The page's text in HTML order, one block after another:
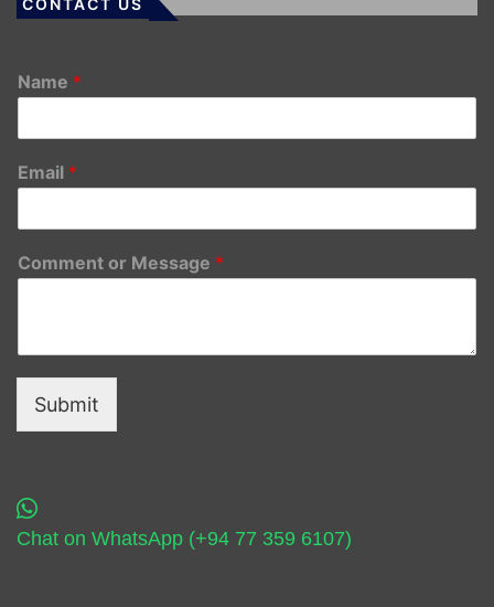
CONTACT US
Name *
Email *
Comment or Message *
Submit
Chat on WhatsApp (+94 77 359 6107)